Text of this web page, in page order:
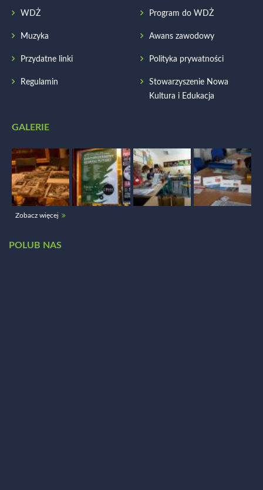
WDŻ Program do WDŻ
Muzyka Awans zawodowy
Przydatne linki Polityka prywatności
Regulamin
Stowarzyszenie Nowa
Kultura i Edukacja
GALERIE
Zobacz więcej
POLUB NAS